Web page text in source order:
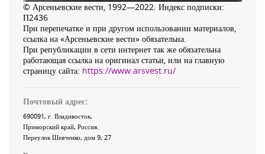
© Арсеньевские вести, 1992—2022. Индекс подписки:
П2436
При перепечатке и при другом использовании материалов,
ссылка на «Арсеньевские вести» обязательна.
При републикации в сети интернет так же обязательна
работающая ссылка на оригинал статьи, или на главную
страницу сайта: https://www.arsvest.ru/
Почтовый адрес:
690091, г. Владивосток,
Приморский край, Россия
Переулок Шевченко, дом 9, 27